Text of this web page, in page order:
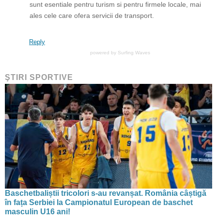
sunt esentiale pentru turism si pentru firmele locale, mai
ales cele care ofera servicii de transport.
Reply
powered by Surfing Waves
ŞTIRI SPORTIVE
Baschetbaliștii tricolori s-au revanșat. România câștigă
în fața Serbiei la Campionatul European de baschet
masculin U16 ani!